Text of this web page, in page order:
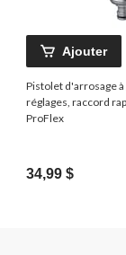
Ajouter
Pistolet d'arrosage
réglages, raccord
ProFlex
34,99 $